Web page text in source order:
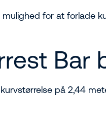
for at forlade
Bar
på 2,44